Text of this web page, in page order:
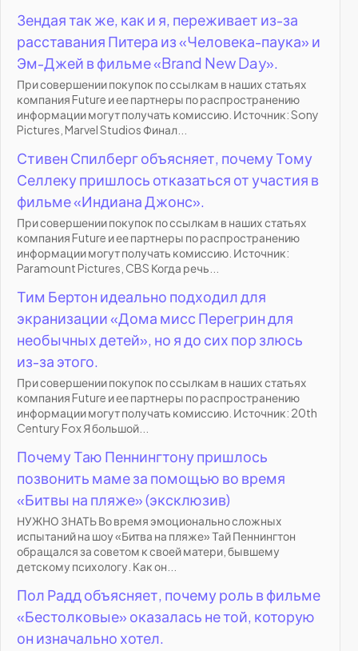
Зендая так же, как и я, переживает из-за
расставания Питера из «Человека-паука» и
Эм-Джей в фильме «Brand New Day».
При совершении покупок по ссылкам в наших статьях
компания Future и ее партнеры по распространению
информации могут получать комиссию. Источник: Sony
Pictures, Marvel Studios Финал...
Стивен Спилберг объясняет, почему Тому
Селлеку пришлось отказаться от участия в
фильме «Индиана Джонс».
При совершении покупок по ссылкам в наших статьях
компания Future и ее партнеры по распространению
информации могут получать комиссию. Источник:
Paramount Pictures, CBS Когда речь...
Тим Бертон идеально подходил для
экранизации «Дома мисс Перегрин для
необычных детей», но я до сих пор злюсь
из-за этого.
При совершении покупок по ссылкам в наших статьях
компания Future и ее партнеры по распространению
информации могут получать комиссию. Источник: 20th
Century Fox Я большой...
Почему Таю Пеннингтону пришлось
позвонить маме за помощью во время
«Битвы на пляже» (эксклюзив)
НУЖНО ЗНАТЬ Во время эмоционально сложных
испытаний на шоу «Битва на пляже» Тай Пеннингтон
обращался за советом к своей матери, бывшему
детскому психологу. Как он...
Пол Радд объясняет, почему роль в фильме
«Бестолковые» оказалась не той, которую
он изначально хотел.